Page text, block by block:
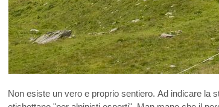
Non esiste un vero e proprio sentiero. Ad indicare la